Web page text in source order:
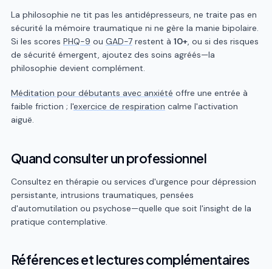
La philosophie ne tit pas les antidépresseurs, ne traite pas en
sécurité la mémoire traumatique ni ne gère la manie bipolaire.
Si les scores PHQ-9 ou GAD-7restent à 10+, ou si des risques
de sécurité émergent, ajoutez des soins agréés—la
philosophie devient complément.
Méditation pour débutants avec anxiété offre une entrée à
faible friction ; l'exercice de respiration calme l'activation
aiguë.
Quand consulter un professionnel
Consultez en thérapie ou services d'urgence pour dépression
persistante, intrusions traumatiques, pensées
d'automutilation ou psychose—quelle que soit l'insight de la
pratique contemplative.
Références et lectures complémentaires